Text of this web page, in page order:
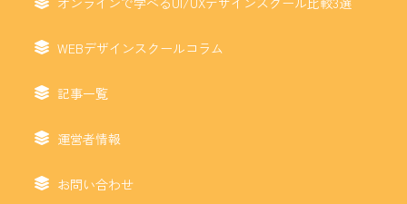
WEBデザインスクールコラム
記事一覧
運営者情報
お問い合わせ